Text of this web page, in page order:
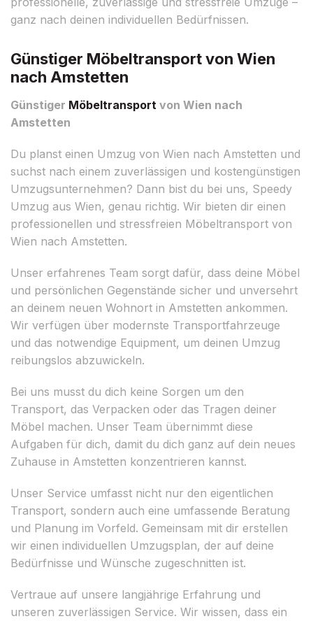
ganz nach deinen individuellen Bedürfnissen.
Günstiger Möbeltransport von Wien
nach Amstetten
Günstiger Möbeltransport von Wien nach
Amstetten
Du planst einen Umzug von Wien nach Amstetten und
suchst nach einem zuverlässigen und kostengünstigen
Umzugsunternehmen? Dann bist du bei uns, Speedy
Umzug aus Wien, genau richtig. Wir bieten dir einen
professionellen und stressfreien Möbeltransport von
Wien nach Amstetten.
Unser erfahrenes Team sorgt dafür, dass deine Möbel
und persönlichen Gegenstände sicher und unversehrt
an deinem neuen Wohnort in Amstetten ankommen.
Wir verfügen über modernste Transportfahrzeuge
und das notwendige Equipment, um deinen Umzug
reibungslos abzuwickeln.
Bei uns musst du dich keine Sorgen um den
Transport, das Verpacken oder das Tragen deiner
Möbel machen. Unser Team übernimmt diese
Aufgaben für dich, damit du dich ganz auf dein neues
Zuhause in Amstetten konzentrieren kannst.
Unser Service umfasst nicht nur den eigentlichen
Transport, sondern auch eine umfassende Beratung
und Planung im Vorfeld. Gemeinsam mit dir erstellen
wir einen individuellen Umzugsplan, der auf deine
Bedürfnisse und Wünsche zugeschnitten ist.
Vertraue auf unsere langjährige Erfahrung und
unseren zuverlässigen Service. Wir wissen, dass ein